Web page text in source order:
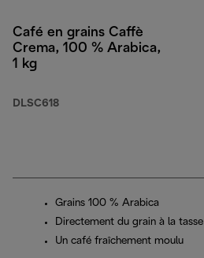
Café en grains Caffè
Crema, 100 % Arabica,
1 kg
DLSC618
Grains 100 % Arabica
Directement du grain à la tasse
Un café fraîchement moulu